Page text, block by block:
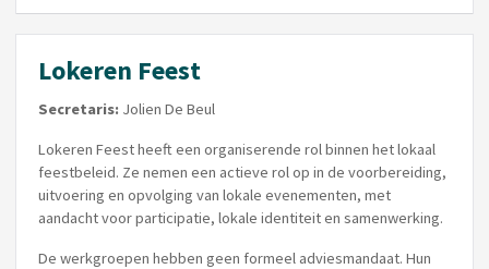
Lokeren Feest
Secretaris: Jolien De Beul
Lokeren Feest heeft een organiserende rol binnen het lokaal
feestbeleid. Ze nemen een actieve rol op in de voorbereiding,
uitvoering en opvolging van lokale evenementen, met
aandacht voor participatie, lokale identiteit en samenwerking.
De werkgroepen hebben geen formeel adviesmandaat. Hun